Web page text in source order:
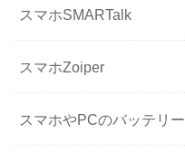
スマホSMARTalk
スマホZoiper
スマホやPCのバッテリー